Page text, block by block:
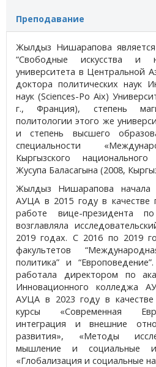
Преподавание
Жылдыз Нишарапова
“Свободные искусства и
университета в Центральной
доктора политических наук
наук (Sciences-Po Aix)
г., Франция), степень
политологии этого же
и степень высшего
специальности
Кыргызского
Жусупа Баласагына (2008,
Жылдыз Нишарапова начала
АУЦА в 2015 году в качестве
работе вице-президента
возглавляла
2019 годах. С 2016 по 2019
факультетов
политика” и
работала директором по
Инновационного колледжа
АУЦА в 2023 году в
курсы «Современная
интеграция и внешние
развития», «Методы
мышление и социальные
«Глобализация и социальные